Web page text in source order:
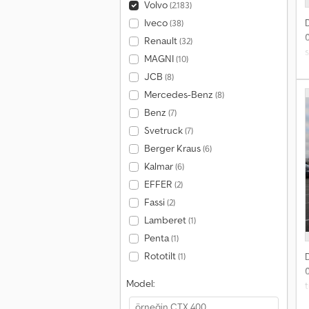
Volvo(2.183)
Iveco(38)
Renault(32)
MAGNI(10)
JCB (8)
Mercedes-Benz (8)
Benz (7)
Svetruck(7)
Berger Kraus(6)
Kalmar(6)
EFFER (2)
Fassi(2)
Lamberet(1)
Penta(1)
Rototilt(1)
Model: